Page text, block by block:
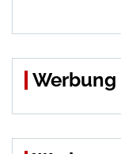
Werbung